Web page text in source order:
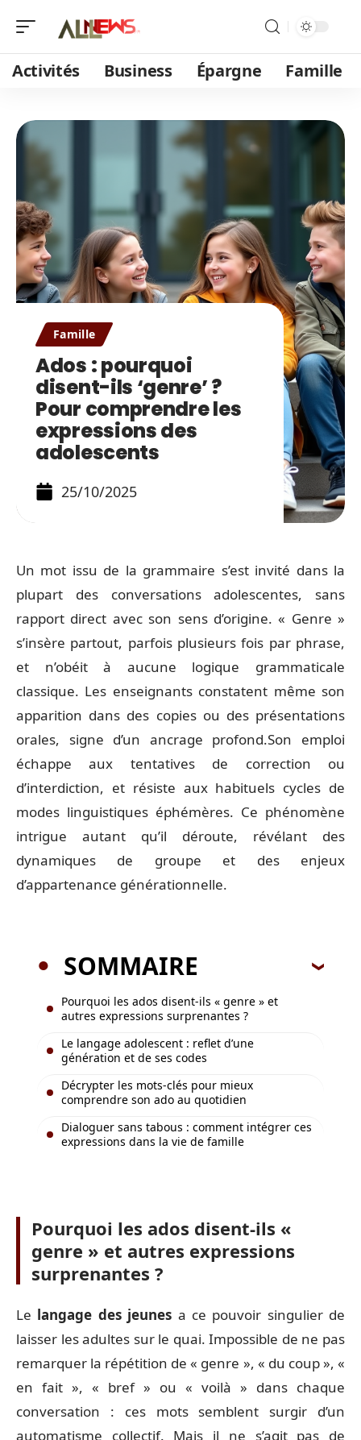
Activités Business Épargne Famille
Famille
Ados : pourquoi
disent-ils ‘genre’ ?
Pour comprendre les
expressions des
adolescents
25/10/2025
Un mot issu de la grammaire s’est invité dans la
plupart des conversations adolescentes, sans
rapport direct avec son sens d’origine. « Genre »
s’insère partout, parfois plusieurs fois par phrase,
et n’obéit à aucune logique grammaticale
classique. Les enseignants constatent même son
apparition dans des copies ou des présentations
orales, signe d’un ancrage profond.Son emploi
échappe aux tentatives de correction ou
d’interdiction, et résiste aux habituels cycles de
modes linguistiques éphémères. Ce phénomène
intrigue autant qu’il déroute, révélant des
dynamiques de groupe et des enjeux
d’appartenance générationnelle.
SOMMAIRE
Pourquoi les ados disent-ils « genre » et
autres expressions surprenantes ?
Le langage adolescent : reflet d’une
génération et de ses codes
Décrypter les mots-clés pour mieux
comprendre son ado au quotidien
Dialoguer sans tabous : comment intégrer ces
expressions dans la vie de famille
Pourquoi les ados disent-ils «
genre » et autres expressions
surprenantes ?
Le langage des jeunes a ce pouvoir singulier de
laisser les adultes sur le quai. Impossible de ne pas
remarquer la répétition de « genre », « du coup », «
en fait », « bref » ou « voilà » dans chaque
conversation : ces mots semblent surgir d’un
automatisme collectif. Mais il ne s’agit pas de